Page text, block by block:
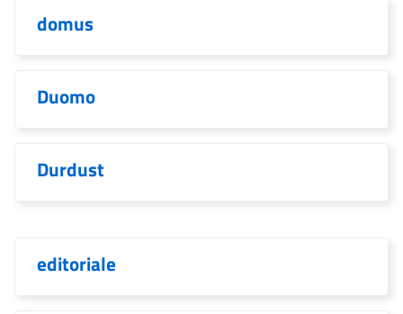
domus
Duomo
Durdust
editoriale